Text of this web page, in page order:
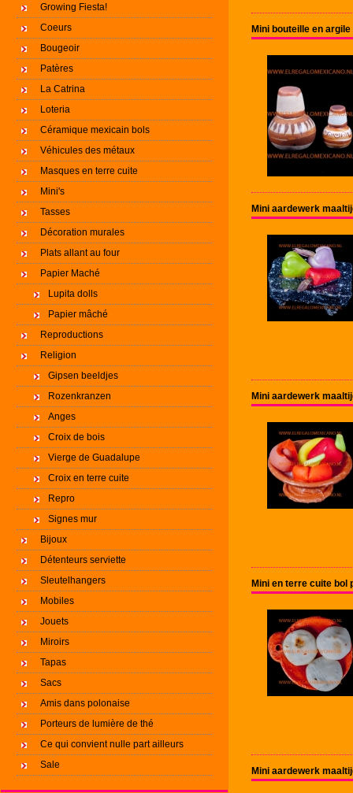
Growing Fiesta!
Coeurs
Bougeoir
Patères
La Catrina
Loteria
Céramique mexicain bols
Véhicules des métaux
Masques en terre cuite
Mini's
Tasses
Décoration murales
Plats allant au four
Papier Maché
Lupita dolls
Papier mâché
Reproductions
Religion
Gipsen beeldjes
Rozenkranzen
Anges
Croix de bois
Vierge de Guadalupe
Croix en terre cuite
Repro
Signes mur
Bijoux
Détenteurs serviette
Sleutelhangers
Mobiles
Jouets
Miroirs
Tapas
Sacs
Amis dans polonaise
Porteurs de lumière de thé
Ce qui convient nulle part ailleurs
Sale
Mini bouteille en
Mini aardewerk
Mini aardewerk
Mini en terre cuite bol
Mini aardewerk